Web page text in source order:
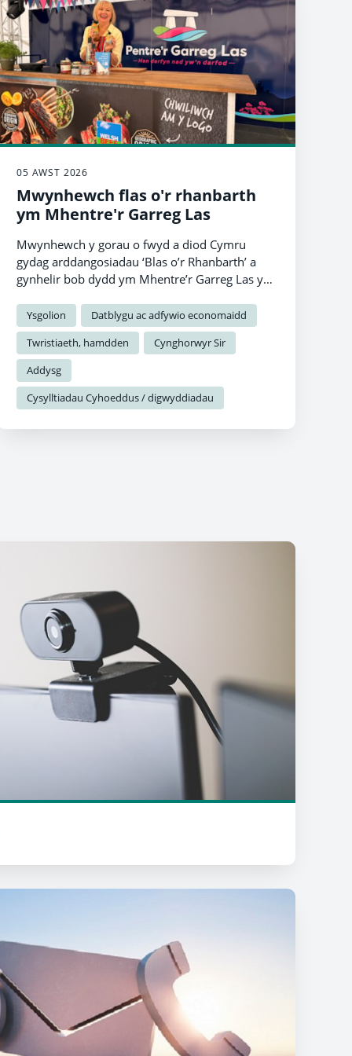
05 AWST 2026
Mwynhewch flas o'r rhanbarth
ym Mhentre'r Garreg Las
Mwynhewch y gorau o fwyd a diod Cymru
gydag arddangosiadau ‘Blas o’r Rhanbarth’ a
gynhelir bob dydd ym Mhentre’r Garreg Las yn
Ysgolion
Datblygu ac adfywio economaidd
Twristiaeth, hamdden
Cynghorwyr Sir
Addysg
Cysylltiadau Cyhoeddus / digwyddiadau